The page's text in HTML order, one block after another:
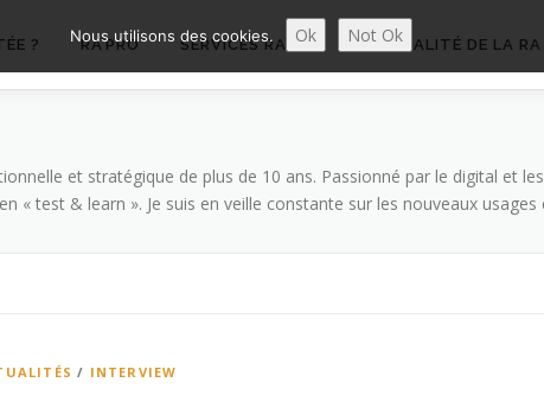
? RA’PRO SERVICES RA’PRO ACTUALITÉ DE LA RA
et stratégique de plus de 10 ans. Passionné par le digital et
« test & learn ». Je suis en veille constante sur les nouveaux
/ INTERVIEW
Nous utilisons des cookies. Ok Not Ok